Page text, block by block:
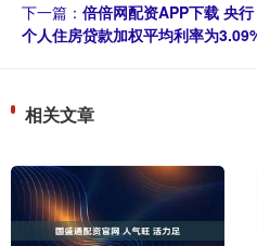
下一篇： 倍倍网配资APP下载 央
个人住房贷款加权平均利率为
相关文章